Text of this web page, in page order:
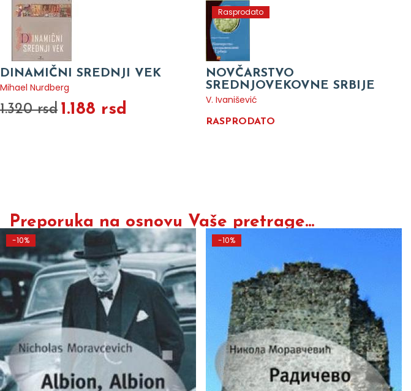
DINAMIČNI SREDNJI VEK
Mihael Nurdberg
1.320 rsd 1.188 rsd
Rasprodato
NOVČARSTVO
SREDNJOVEKOVNE SRBIJE
V. Ivanišević
RASPRODATO
Preporuka na osnovu Vaše pretrage...
-10% -10%